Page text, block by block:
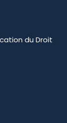
du Droit